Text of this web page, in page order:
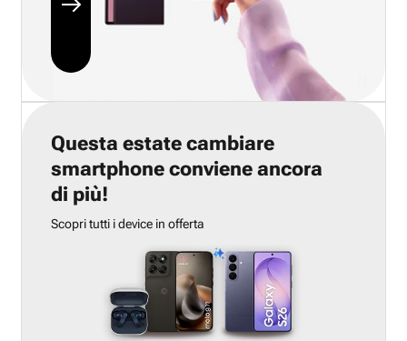
Questa estate cambiare
smartphone conviene ancora
di più!
Scopri tutti i device in offerta